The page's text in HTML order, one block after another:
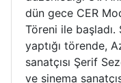
dün gece CER
Töreni ile başladı.
yaptığı törende,
sanatçısı Şerif
ve sinema